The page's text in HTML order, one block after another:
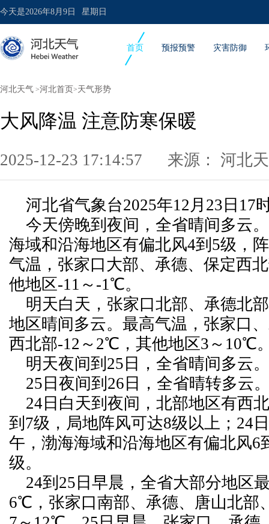
今天是2026年8月9日 星期日
首页 预报预警 灾害防御
河北天气 >河北首页 >天气形势
大风降温 注意防寒保暖
2025-12-23 17:14:57 来源： 河北
河北省气象台2025年12月23日17
今天傍晚到夜间，全省晴间多云
海域和沿海地区有偏北风4到5级，
气温，张家口大部、承德、保定西
他地区-11～-1℃。
明天白天，张家口北部、承德北
地区晴间多云。最高气温，张家口
西北部-12～2℃，其他地区3～10℃
明天夜间到25日，全省晴间多云。
25日夜间到26日，全省晴转多云
24日白天到夜间，北部地区有西
到7级，局地阵风可达8级以上；24
午，渤海海域和沿海地区有偏北风6
级。
24到25日早晨，全省大部分地区
6℃，张家口南部、承德、唐山北部